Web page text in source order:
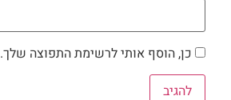
כן, הוסף אותי לרשימת התפוצה שלך.